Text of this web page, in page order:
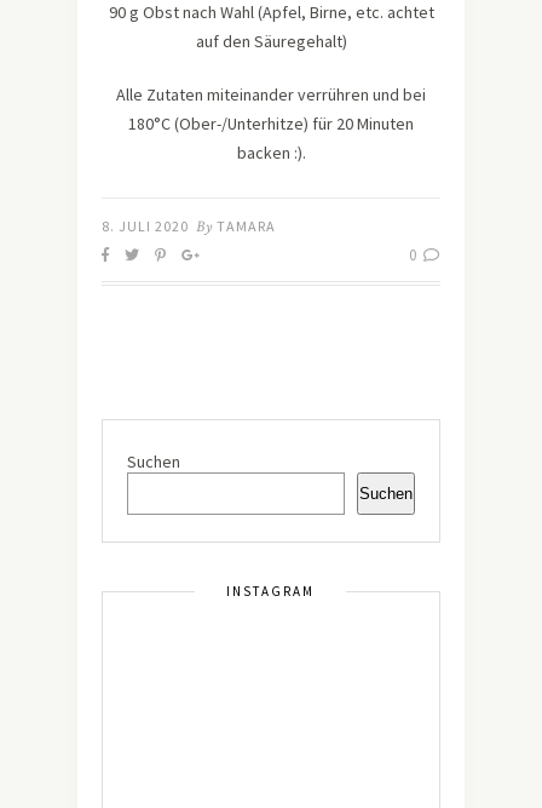
90 g Obst nach Wahl (Apfel, Birne, etc. achtet
auf den Säuregehalt)
Alle Zutaten miteinander verrühren und bei
180°C (Ober-/Unterhitze) für 20 Minuten
backen :).
8. JULI 2020 By TAMARA
0
Suchen
Suchen
INSTAGRAM